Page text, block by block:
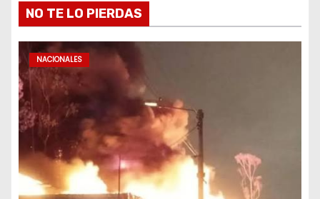
NO TE LO PIERDAS
NACIONALES